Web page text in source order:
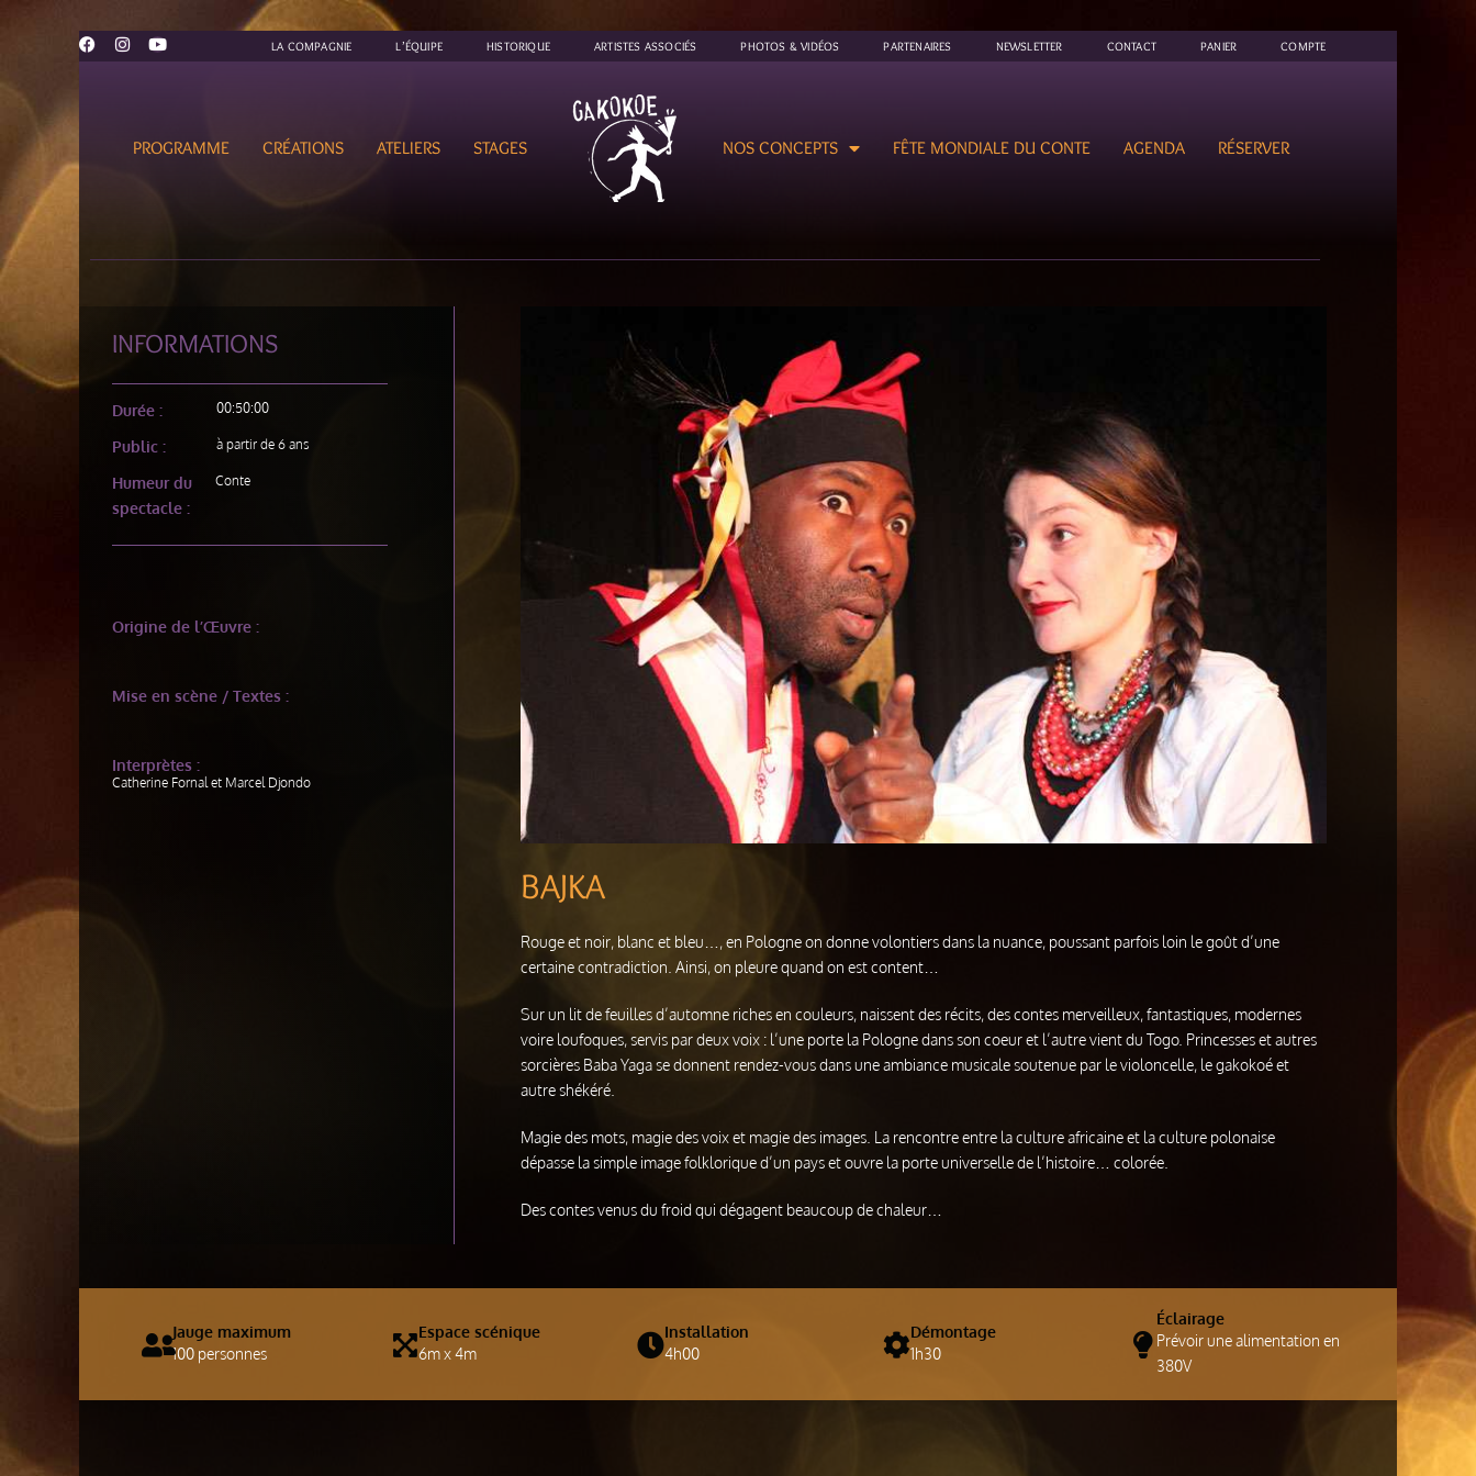
LA COMPAGNIE L’ÉQUIPE HISTORIQUE ARTISTES ASSOCIÉS PHOTOS & VIDÉOS PARTENAIRES NEWSLETTER CONTACT PANIER COMPTE
PROGRAMME CRÉATIONS ATELIERS STAGES NOS CONCEPTS FÊTE MONDIALE DU CONTE AGENDA RÉSERVER
INFORMATIONS
Durée : 00:50:00
Public : à partir de 6 ans
Humeur du
spectacle :
Conte
Origine de l’Œuvre :
Mise en scène / Textes :
Interprètes :
Catherine Fornal et Marcel Djondo
BAJKA
Rouge et noir, blanc et bleu…, en Pologne on donne volontiers dans la nuance, poussant parfois loin le goût d’une
certaine contradiction. Ainsi, on pleure quand on est content…
Sur un lit de feuilles d’automne riches en couleurs, naissent des récits, des contes merveilleux, fantastiques, modernes
voire loufoques, servis par deux voix : l’une porte la Pologne dans son coeur et l’autre vient du Togo. Princesses et autres
sorcières Baba Yaga se donnent rendez-vous dans une ambiance musicale soutenue par le violoncelle, le gakokoé et
autre shékéré.
Magie des mots, magie des voix et magie des images. La rencontre entre la culture africaine et la culture polonaise
dépasse la simple image folklorique d’un pays et ouvre la porte universelle de l’histoire… colorée.
Des contes venus du froid qui dégagent beaucoup de chaleur…
Jauge maximum
100 personnes
Espace scénique
6m x 4m
Installation
4h00
Démontage
1h30
Éclairage
Prévoir une alimentation en
380V